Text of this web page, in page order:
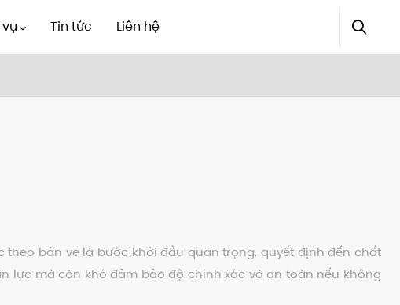
Tin tức Liên hệ
bản vẽ là bước khởi đầu quan trọng, quyết định đến chất
lực mà còn khó đảm bảo độ chính xác và an toàn nếu không